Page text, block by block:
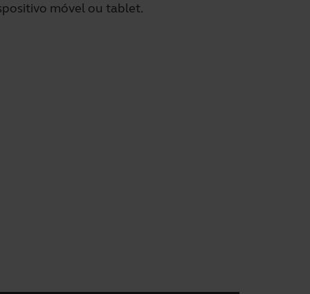
móvel ou tablet.